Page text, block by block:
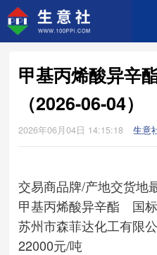
甲基丙烯酸异辛
（2026-06-04）
2026年06月04日 14:15:18 生意
交易商品牌/产地交货地
甲基丙烯酸异辛酯 国
苏州市森菲达化工有限
22000元/吨